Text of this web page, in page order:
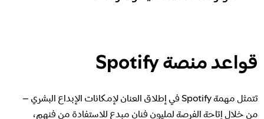
نزاهة العملية الانتخابية في Spotify
نهجنا في التعامل مع المحتوى الخطر والاحتيالي
معرفة المزيد عن الخصوصية
قواعد منصة Spotify
تتمثل مهمة Spotify في إطلاق العنان لإمكانات الإبداع البشري –
من خلال إتاحة الفرصة لمليون فنان مبدع للاستفادة من فنهم،